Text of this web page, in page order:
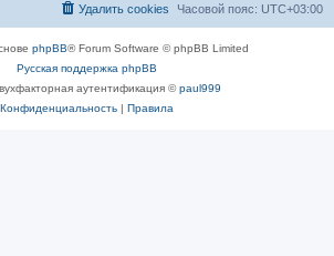
Часовой пояс: UTC+03:00
Удалить cookies
phpBB® Forum Software © phpBB Limited
Русская поддержка phpBB
аутентификация ©paul999
Конфиденциальность| Правила